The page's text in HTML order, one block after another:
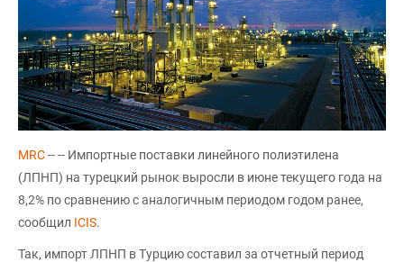
MRC-- -- Импортные поставки линейного полиэтилена
(ЛПНП) на турецкий рынок выросли в июне текущего года на
8,2% по сравнению с аналогичным периодом годом ранее,
сообщил ICIS.
Так, импорт ЛПНП в Турцию составил за отчетный период